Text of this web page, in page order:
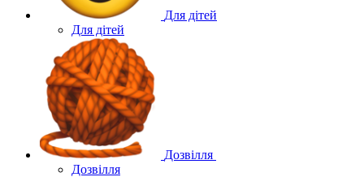
Для дітей
Для дітей
Дозвілля
Дозвілля